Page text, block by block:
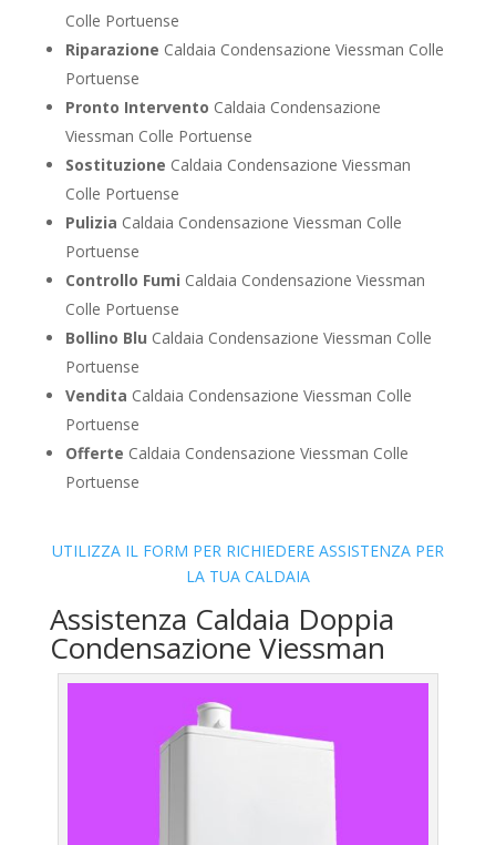
Colle Portuense
Riparazione Caldaia Condensazione Viessman Colle
Portuense
Pronto Intervento Caldaia Condensazione
Viessman Colle Portuense
Sostituzione Caldaia Condensazione Viessman
Colle Portuense
Pulizia Caldaia Condensazione Viessman Colle
Portuense
Controllo Fumi Caldaia Condensazione Viessman
Colle Portuense
Bollino Blu Caldaia Condensazione Viessman Colle
Portuense
Vendita Caldaia Condensazione Viessman Colle
Portuense
Offerte Caldaia Condensazione Viessman Colle
Portuense
UTILIZZA IL FORM PER RICHIEDERE ASSISTENZA PER
LA TUA CALDAIA
Assistenza Caldaia Doppia
Condensazione Viessman